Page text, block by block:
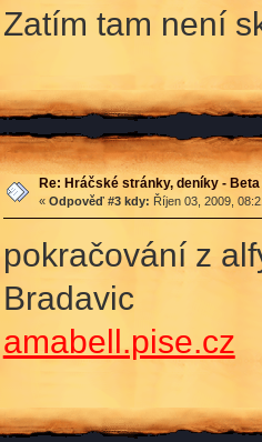
Zatím tam není
Re: Hráčské stránky, deníky - Beta
« Odpověď #3 kdy: Říjen 03, 2009,
pokračování z
Bradavic
amabell.pise.cz